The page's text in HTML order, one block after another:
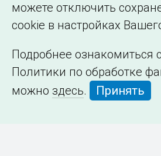
можете отключить
cookie в настройках
Подробнее ознакомиться
Политики по обработке
можно здесь. Принять